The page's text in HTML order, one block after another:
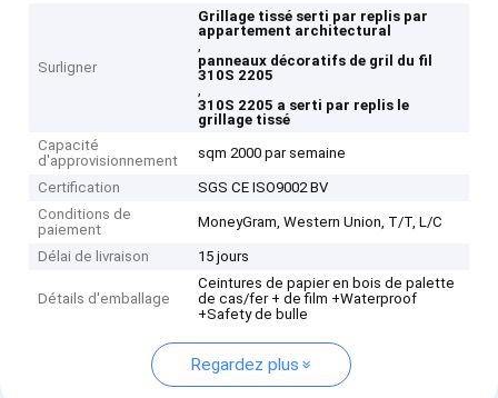
Surligner
Grillage tissé serti par replis par
appartement architectural
,
panneaux décoratifs de gril du fil
310S 2205
,
310S 2205 a serti par replis le
grillage tissé
Capacité
d'approvisionnement
sqm 2000 par semaine
Certification
SGS CE ISO9002 BV
Conditions de
paiement
MoneyGram, Western Union, T/T, L/C
Délai de livraison 15 jours
Détails d'emballage
Ceintures de papier en bois de palette
de cas/fer + de film +Waterproof
+Safety de bulle
Regardez plus